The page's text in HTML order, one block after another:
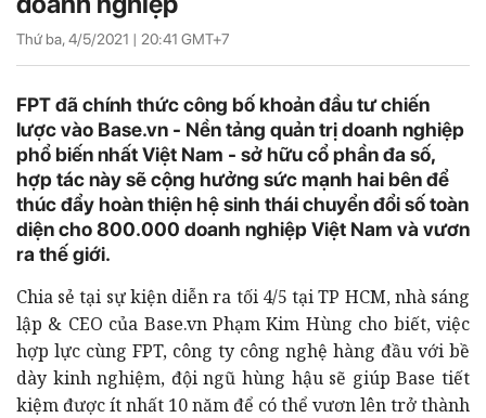
Thứ ba, 4/5/2021 | 20:41 GMT+7
FPT đã chính thức công bố khoản đầu tư chiến
lược vào Base.vn - Nền tảng quản trị doanh nghiệp
phổ biến nhất Việt Nam - sở hữu cổ phần đa số,
hợp tác này sẽ cộng hưởng sức mạnh hai bên để
thúc đẩy hoàn thiện hệ sinh thái chuyển đổi số toàn
diện cho 800.000 doanh nghiệp Việt Nam và vươn
ra thế giới.
Chia sẻ tại sự kiện diễn ra tối 4/5 tại TP HCM, nhà sáng
lập & CEO của Base.vn Phạm Kim Hùng cho biết, việc
hợp lực cùng FPT, công ty công nghệ hàng đầu với bề
dày kinh nghiệm, đội ngũ hùng hậu sẽ giúp Base tiết
kiệm được ít nhất 10 năm để có thể vươn lên trở thành